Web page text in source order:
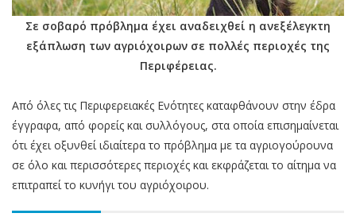
Σε σοβαρό πρόβλημα έχει αναδειχθεί η ανεξέλεγκτη
εξάπλωση των αγριόχοιρων σε πολλές περιοχές της
Περιφέρειας.
Από όλες τις Περιφερειακές Ενότητες καταφθάνουν στην έδρα
έγγραφα, από φορείς και συλλόγους, στα οποία επισημαίνεται
ότι έχει οξυνθεί ιδιαίτερα το πρόβλημα με τα αγριογούρουνα
σε όλο και περισσότερες περιοχές και εκφράζεται το αίτημα να
επιτραπεί το κυνήγι του αγριόχοιρου.